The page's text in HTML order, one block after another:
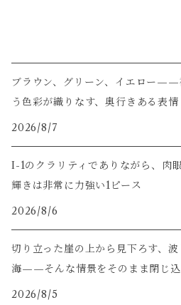
ブラウン、グリーン、イエロー——
う色彩が織りなす、奥行きある表情
2026/8/7
I-1のクラリティでありながら、肉
輝きは非常に力強い1ピース
2026/8/6
切り立った崖の上から見下ろす、波
海——そんな情景をそのまま閉じ込
な輝き
2026/8/5